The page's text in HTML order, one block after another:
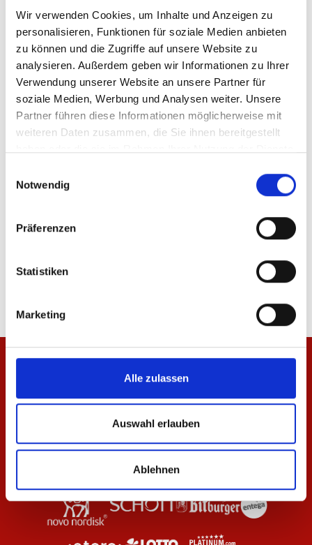
Wir verwenden Cookies, um Inhalte und Anzeigen zu
personalisieren, Funktionen für soziale Medien anbieten
zu können und die Zugriffe auf unsere Website zu
analysieren. Außerdem geben wir Informationen zu Ihrer
Verwendung unserer Website an unsere Partner für
soziale Medien, Werbung und Analysen weiter. Unsere
Partner führen diese Informationen möglicherweise mit
weiteren Daten zusammen, die Sie ihnen bereitgestellt
Notwendig
Präferenzen
Statistiken
Marketing
Alle zulassen
Auswahl erlauben
Ablehnen
IN DEN WARENKORB
Produktdetails
ÄHNLICHE PRODUKTE
84,95 €